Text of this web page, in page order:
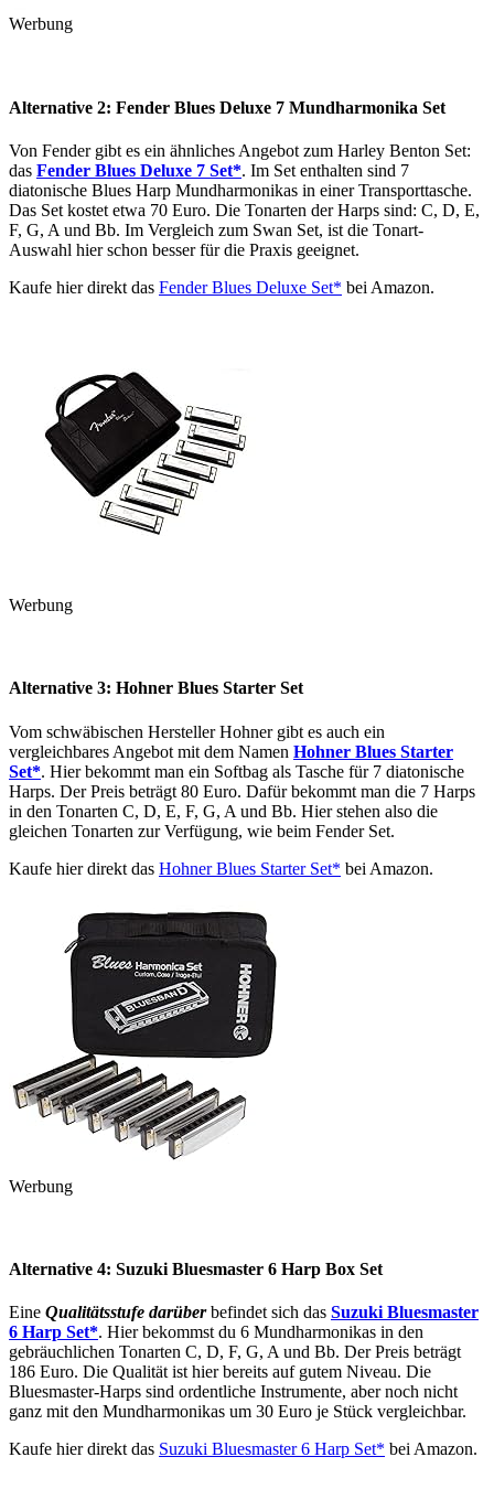
Werbung
Alternative 2: Fender Blues Deluxe 7 Mundharmonika Set
Von Fender gibt es ein ähnliches Angebot zum Harley Benton Set:
das Fender Blues Deluxe 7 Set*. Im Set enthalten sind 7
diatonische Blues Harp Mundharmonikas in einer Transporttasche.
Das Set kostet etwa 70 Euro. Die Tonarten der Harps sind: C, D, E,
F, G, A und Bb. Im Vergleich zum Swan Set, ist die Tonart-
Auswahl hier schon besser für die Praxis geeignet.
Kaufe hier direkt das Fender Blues Deluxe Set* bei Amazon.
Werbung
Alternative 3: Hohner Blues Starter Set
Vom schwäbischen Hersteller Hohner gibt es auch ein
vergleichbares Angebot mit dem Namen Hohner Blues Starter
Set*. Hier bekommt man ein Softbag als Tasche für 7 diatonische
Harps. Der Preis beträgt 80 Euro. Dafür bekommt man die 7 Harps
in den Tonarten C, D, E, F, G, A und Bb. Hier stehen also die
gleichen Tonarten zur Verfügung, wie beim Fender Set.
Kaufe hier direkt das Hohner Blues Starter Set* bei Amazon.
Werbung
Alternative 4: Suzuki Bluesmaster 6 Harp Box Set
Eine Qualitätsstufe darüberbefindet sich das Suzuki Bluesmaster
6 Harp Set*. Hier bekommst du 6 Mundharmonikas in den
gebräuchlichen Tonarten C, D, F, G, A und Bb. Der Preis beträgt
186 Euro. Die Qualität ist hier bereits auf gutem Niveau. Die
Bluesmaster-Harps sind ordentliche Instrumente, aber noch nicht
ganz mit den Mundharmonikas um 30 Euro je Stück vergleichbar.
Kaufe hier direkt das Suzuki Bluesmaster 6 Harp Set* bei Amazon.